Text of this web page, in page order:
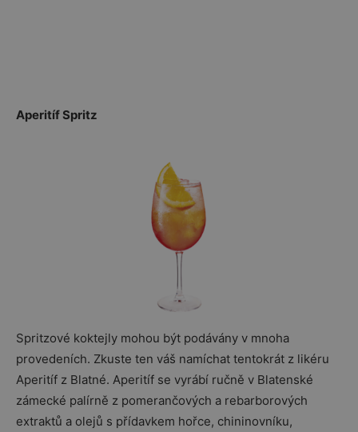
Aperitíf Spritz
Spritzové koktejly mohou být podávány v mnoha
provedeních. Zkuste ten váš namíchat tentokrát z likéru
Aperitíf z Blatné. Aperitíf se vyrábí ručně v Blatenské
zámecké palírně z pomerančových a rebarborových
extraktů a olejů s přídavkem hořce, chininovníku,